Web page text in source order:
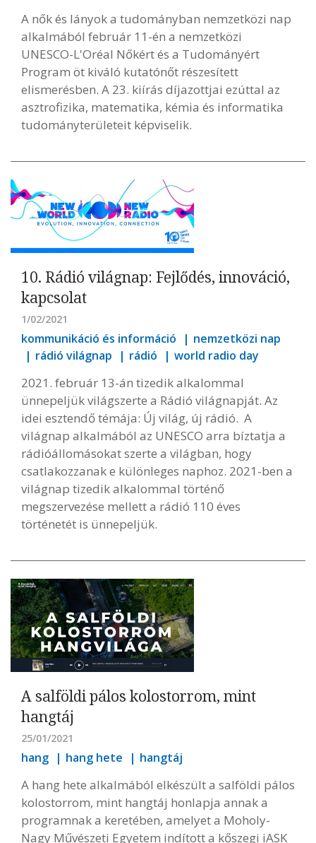
A nők és lányok a tudományban nemzetközi nap
alkalmából február 11-én a nemzetközi
UNESCO-L'Oréal Nőkért és a Tudományért
Program öt kiváló kutatónőt részesített
elismerésben. A 23. kiírás díjazottjai ezúttal az
asztrofizika, matematika, kémia és informatika
tudományterületeit képviselik.
10. Rádió világnap: Fejlődés, innováció,
kapcsolat
1/02/2021
kommunikáció és információ
nemzetközi nap
rádió világnap
rádió world radio day
2021. február 13-án tizedik alkalommal
ünnepeljük világszerte a Rádió világnapját. Az
idei esztendő témája: Új világ, új rádió. A
világnap alkalmából az UNESCO arra bíztatja a
rádióállomásokat szerte a világban, hogy
csatlakozzanak e különleges naphoz. 2021-ben a
világnap tizedik alkalommal történő
megszervezése mellett a rádió 110 éves
történetét is ünnepeljük.
A salföldi pálos kolostorrom, mint
hangtáj
25/01/2021
hang hang hete hangtáj
A hang hete alkalmából elkészült a salföldi pálos
kolostorrom, mint hangtáj honlapja annak a
programnak a keretében, amelyet a Moholy-
Nagy Művészeti Egyetem indított a kőszegi iASK